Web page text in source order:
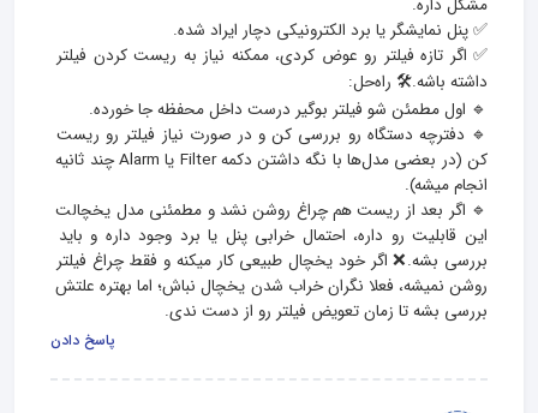
✅ اگر تازه فیلتر رو عوض کردی، ممکنه نیاز به ریست کردن فیلتر
🔹 دفترچه دستگاه رو بررسی کن و در صورت نیاز فیلتر رو ریست
کن (در بعضی مدل‌ها با نگه داشتن دکمه Filter یا Alarm چند ثانیه
🔹 اگر بعد از ریست هم چراغ روشن نشد و مطمئنی مدل یخچالت
این قابلیت رو داره، احتمال خرابی پنل یا برد وجود داره و باید
بررسی بشه.❌ اگر خود یخچال طبیعی کار میکنه و فقط چراغ فیلتر
روشن نمیشه، فعلا نگران خراب شدن یخچال نباش؛ اما بهتره علتش
بررسی بشه تا زمان تعویض فیلتر رو از دست ندی.
پاسخ دادن